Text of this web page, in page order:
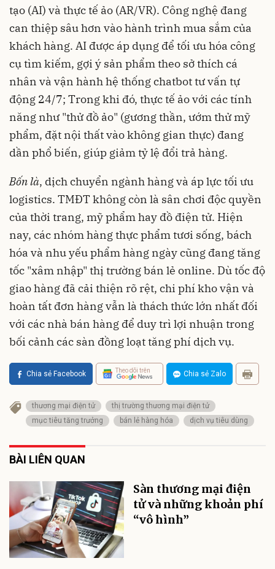
tạo (AI) và thực tế ảo (AR/VR). Công nghệ đang
can thiệp sâu hơn vào hành trình mua sắm của
khách hàng. AI được áp dụng để tối ưu hóa công
cụ tìm kiếm, gợi ý sản phẩm theo sở thích cá
nhân và vận hành hệ thống chatbot tư vấn tự
động 24/7; Trong khi đó, thực tế ảo với các tính
năng như "thử đồ ảo" (gương thần, ướm thử mỹ
phẩm, đặt nội thất vào không gian thực) đang
dần phổ biến, giúp giảm tỷ lệ đổi trả hàng.
Bốn là, dịch chuyển ngành hàng và áp lực tối ưu
logistics. TMĐT không còn là sân chơi độc quyền
của thời trang, mỹ phẩm hay đồ điện tử. Hiện
nay, các nhóm hàng thực phẩm tươi sống, bách
hóa và nhu yếu phẩm hàng ngày cũng đang tăng
tốc "xâm nhập" thị trường bán lẻ online. Dù tốc độ
giao hàng đã cải thiện rõ rệt, chi phí kho vận và
hoàn tất đơn hàng vẫn là thách thức lớn nhất đối
với các nhà bán hàng để duy trì lợi nhuận trong
bối cảnh các sàn đồng loạt tăng phí dịch vụ.
Chia sẻ Facebook Theo dõi trên Chia sẻ Zalo
thương mại điện tử
thị trường thương mại điện tử
mục tiêu tăng trưởng
bán lẻ hàng hóa dịch vụ tiêu dùng
BÀI LIÊN QUAN
Sàn thương mại điện
tử và những khoản phí
“vô hình”